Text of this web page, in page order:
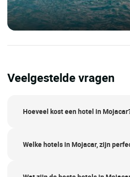
Veelgestelde vragen
Hoeveel kost een hotel in
Welke hotels in Mojacar, zijn